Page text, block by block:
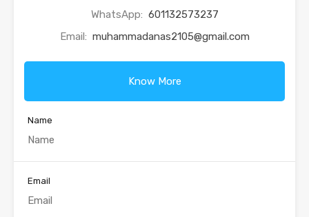
WhatsApp: 601132573237
Email: muhammadanas2105@gmail.com
Know More
Name
Email